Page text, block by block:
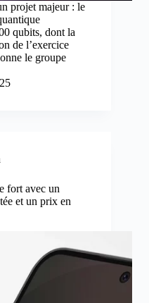
projet majeur : le
qubits, dont la
de l’exercice
le groupe
fort avec un
et un prix en